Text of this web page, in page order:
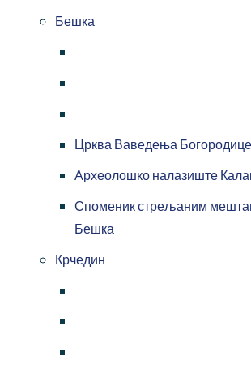
Бешка
Црква Ваведења Богородице
Археолошко налазиште
Споменик стрељаним
Бешка
Крчедин